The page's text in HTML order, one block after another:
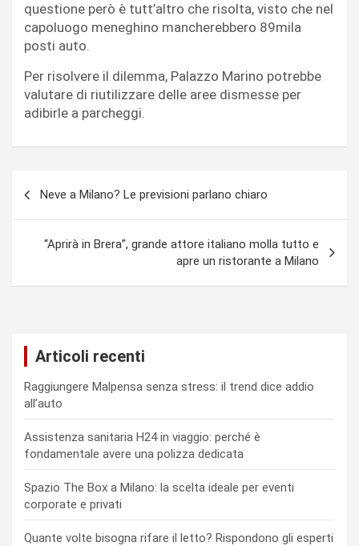
questione però è tutt’altro che risolta, visto che nel
capoluogo meneghino mancherebbero 89mila
posti auto.
Per risolvere il dilemma, Palazzo Marino potrebbe
valutare di riutilizzare delle aree dismesse per
adibirle a parcheggi.
Neve a Milano? Le previsioni parlano chiaro
“Aprirà in Brera”, grande attore italiano molla tutto e
apre un ristorante a Milano
Articoli recenti
Raggiungere Malpensa senza stress: il trend dice addio
all’auto
Assistenza sanitaria H24 in viaggio: perché è
fondamentale avere una polizza dedicata
Spazio The Box a Milano: la scelta ideale per eventi
corporate e privati
Quante volte bisogna rifare il letto? Rispondono gli esperti